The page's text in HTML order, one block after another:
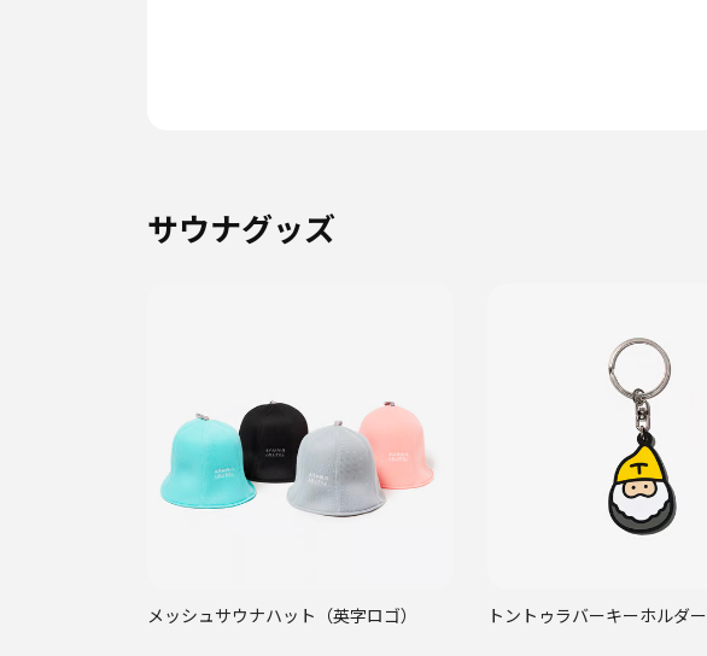
サウナグッズ
メッシュサウナハット（英字ロゴ） トントゥラバーキーホルダー